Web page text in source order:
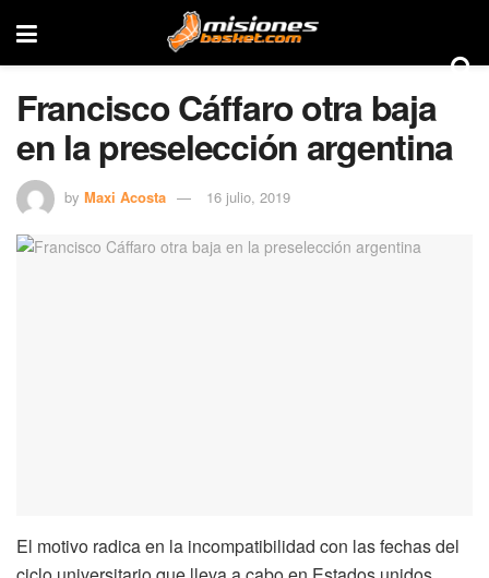
Francisco Cáffaro otra baja
en la preselección argentina
by Maxi Acosta 16 julio, 2019
El motivo radica en la incompatibilidad con las fechas del